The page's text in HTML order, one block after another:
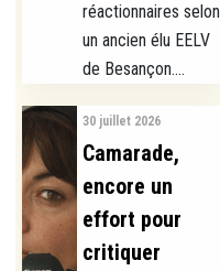
réactionnaires selon
un ancien élu EELV
de Besançon....
30 juillet 2026
Camarade,
encore un
effort pour
critiquer